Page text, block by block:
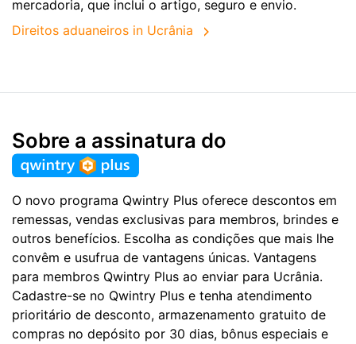
mercadoria, que inclui o artigo, seguro e envio.
Direitos aduaneiros in Ucrânia
Sobre a assinatura do
O novo programa Qwintry Plus oferece descontos em
remessas, vendas exclusivas para membros, brindes e
outros benefícios. Escolha as condições que mais lhe
convêm e usufrua de vantagens únicas. Vantagens
para membros Qwintry Plus ao enviar para Ucrânia.
Cadastre-se no Qwintry Plus e tenha atendimento
prioritário de desconto, armazenamento gratuito de
compras no depósito por 30 dias, bônus especiais e